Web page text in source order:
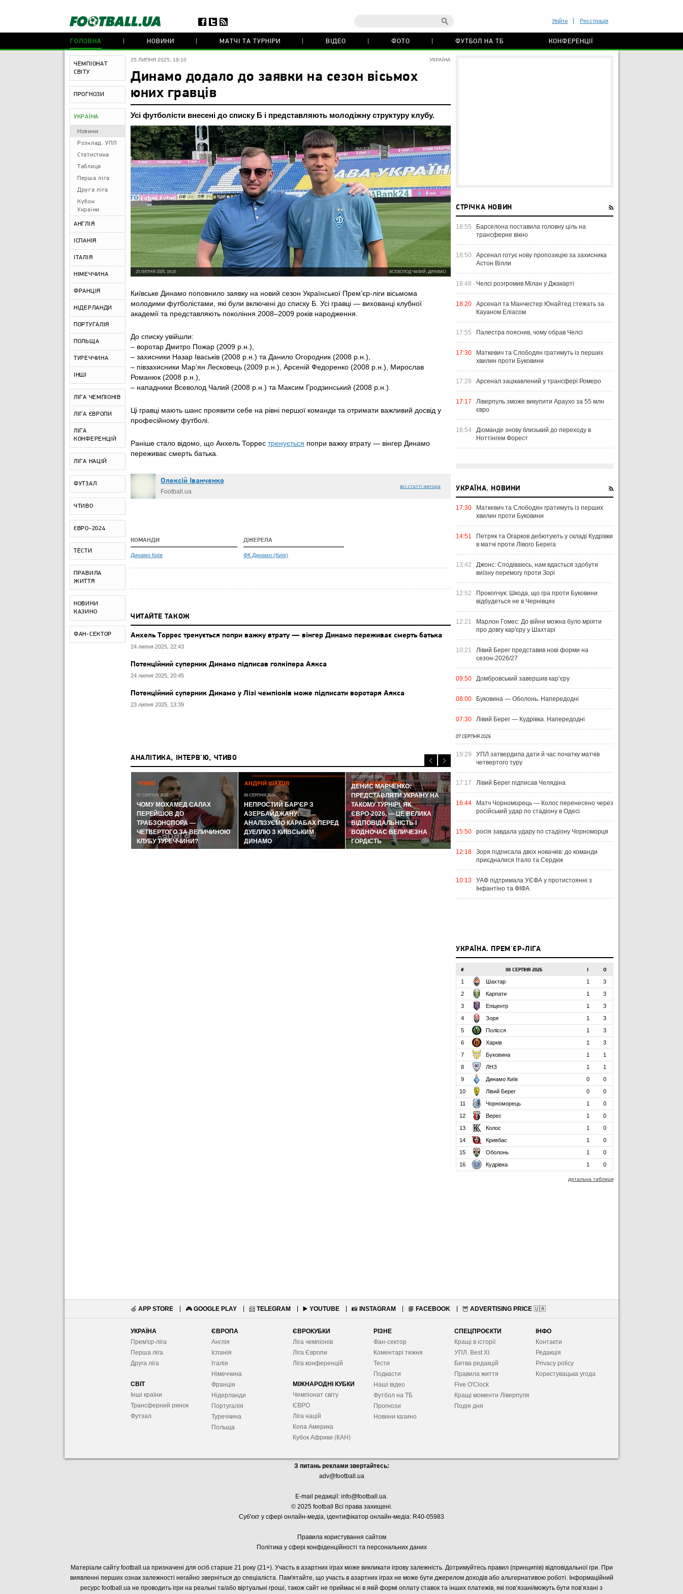
Увійти Реєстрація
ГОЛОВНА НОВИНИ МАТЧІ ТА ТУРНІРИ ВІДЕО ФОТО ФУТБОЛ НА ТБ КОНФЕРЕНЦІЇ
ЧЕМПІОНАТ
СВІТУ
ПРОГНОЗИ
УКРАЇНА
Новини
Розклад. УПЛ
Статистика
Таблиця
Перша ліга
Друга ліга
Кубок
України
АНГЛІЯ
ІСПАНІЯ
ІТАЛІЯ
НІМЕЧЧИНА
ФРАНЦІЯ
НІДЕРЛАНДИ
ПОРТУГАЛІЯ
ПОЛЬЩА
ТУРЕЧЧИНА
ІНШІ
ЛІГА ЧЕМПІОНІВ
ЛІГА ЄВРОПИ
ЛІГА
КОНФЕРЕНЦІЙ
ЛІГА НАЦІЙ
ФУТЗАЛ
ЧТИВО
ЄВРО-2024
ТЕСТИ
ПРАВИЛА
ЖИТТЯ
НОВИНИ
КАЗИНО
ФАН-СЕКТОР
УКРАЇНА
25 ЛИПНЯ 2025, 19:10
Динамо додало до заявки на сезон вісьмох
юних гравців
Усі футболісти внесені до списку Б і представляють молодіжну структуру клубу.
ВСЕВОЛОД ЧАЛИЙ, ДИНАМО
25 ЛИПНЯ 2025, 19:10
Київське Динамо поповнило заявку на новий сезон Української Прем’єр-ліги вісьмома
молодими футболістами, які були включені до списку Б. Усі гравці — вихованці клубної
академії та представляють покоління 2008–2009 років народження.
До списку увійшли:
– воротар Дмитро Пожар (2009 р.н.),
– захисники Назар Іваськів (2008 р.н.) та Данило Огородник (2008 р.н.),
– півзахисники Мар’ян Лесковець (2009 р.н.), Арсеній Федоренко (2008 р.н.), Мирослав
Романюк (2008 р.н.),
– нападники Всеволод Чалий (2008 р.н.) та Максим Гродзинський (2008 р.н.).
Ці гравці мають шанс проявити себе на рівні першої команди та отримати важливий досвід у
професійному футболі.
Раніше стало відомо, що Анхель Торрес тренується попри важку втрату — вінгер Динамо
переживає смерть батька.
Олексій Іванченко
Football.ua
всі статті автора
КОМАНДИ
Динамо Київ
ДЖЕРЕЛА
ФК Динамо (Київ)
ЧИТАЙТЕ ТАКОЖ
Анхель Торрес тренується попри важку втрату — вінгер Динамо переживає смерть батька
24 липня 2025, 22:43
Потенційний суперник Динамо підписав голкіпера Аякса
24 липня 2025, 20:45
Потенційний суперник Динамо у Лізі чемпіонів може підписати воротаря Аякса
23 липня 2025, 13:39
АНАЛІТИКА, ІНТЕРВ'Ю, ЧТИВО
ЧТИВО
07 СЕРПНЯ 2026
ЧОМУ МОХАМЕД САЛАХ
ПЕРЕЙШОВ ДО
ТРАБЗОНСПОРА —
ЧЕТВЕРТОГО ЗА ВЕЛИЧИНОЮ
КЛУБУ ТУРЕЧЧИНИ?
АНДРІЙ ШАХОВ
05 СЕРПНЯ 2026
НЕПРОСТИЙ БАР'ЄР З
АЗЕРБАЙДЖАНУ:
АНАЛІЗУЄМО КАРАБАХ ПЕРЕД
ДУЕЛЛЮ З КИЇВСЬКИМ
ДИНАМО
ГЛІБ АНДРУСЕНКО
05 СЕРПНЯ 2026
ДЕНИС МАРЧЕНКО:
ПРЕДСТАВЛЯТИ УКРАЇНУ НА
ТАКОМУ ТУРНІРІ, ЯК
ЄВРО-2026, — ЦЕ ВЕЛИКА
ВІДПОВІДАЛЬНІСТЬ І
ВОДНОЧАС ВЕЛИЧЕЗНА
ГОРДІСТЬ
ЧТИВО
УКРАЇНСЬКИЙ СЛІД У ДРУГОМУ
ТУРІ ЕКСТРАКЛЯСИ: МАЦЕНКО
ПЕРЕМАГАЄ, РОМАНЧУК
ТРИМАЄ РІВЕНЬ, ЛЕХІЯ ЗНОВУ
БЕЗ ОЧОК
31 ЛИПНЯ 2026
УПЛ-2026/27. ПРЕДСТАВЛЕННЯ
КОМАНД
СТРІЧКА НОВИН
18:55
Барселона поставила головну ціль на
трансферне вікно
18:50
Арсенал готує нову пропозицію за захисника
Астон Вілли
18:48 Челсі розгромив Мілан у Джакарті
18:20
Арсенал та Манчестер Юнайтед стежать за
Кауаном Еліасом
17:55 Палестра пояснив, чому обрав Челсі
17:30
Маткевич та Слободян гратимуть із перших
хвилин проти Буковини
17:28 Арсенал зацікавлений у трансфері Ромеро
17:17
Ліверпуль зможе викупити Араухо за 55 млн
євро
16:54
Діоманде знову близький до переходу в
Ноттінгем Форест
УКРАЇНА. НОВИНИ
17:30
Маткевич та Слободян гратимуть із перших
хвилин проти Буковини
14:51
Петряк та Огарков дебютують у складі Кудрівки
в матчі проти Лівого Берега
13:42
Джонс: Сподіваюсь, нам вдасться здобути
виїзну перемогу проти Зорі
12:52
Прокопчук: Шкода, що гра проти Буковини
відбудеться не в Чернівцях
12:21
Марлон Гомес: До війни можна було мріяти
про довгу кар'єру у Шахтарі
10:21
Лівий Берег представив нові форми на
сезон-2026/27
09:50 Домбровський завершив кар’єру
08:00 Буковина — Оболонь. Напередодні
07:30 Лівий Берег — Кудрівка. Напередодні
07 СЕРПНЯ 2026
19:29
УПЛ затвердила дати й час початку матчів
четвертого туру
17:17 Лівий Берег підписав Челядіна
16:44
Матч Чорноморець — Колос перенесено через
російський удар по стадіону в Одесі
15:50 росія завдала удару по стадіону Чорноморця
12:18
Зоря підписала двох новачків: до команди
приєдналися Італо та Сердюк
10:13
УАФ підтримала УЄФА у протистоянні з
Інфантіно та ФІФА
УКРАЇНА. ПРЕМ'ЄР-ЛІГА
# 08 СЕРПНЯ 2026 О
1 Шахтар 1
3
2
Карпати 1
3
3
Епіцентр 1
3
4
Зоря 1
3
5
Полісся 1
3
6
Харків 1
3
7
Буковина 1
1
8
ЛНЗ 1
1
9
Динамо Київ 0
0
10
Лівий Берег 0
0
11
Чорноморець 1
0
12
Верес 1
0
13
Колос 1
0
14
Кривбас 1
0
15
Оболонь 1
0
16
Кудрівка 1 0
детальна таблиця
🍏 APP STORE 🎮 GOOGLE PLAY 📨 TELEGRAM ▶️ YOUTUBE 📸 INSTAGRAM 📘 FACEBOOK 🦉 ADVERTISING PRICE 🇺🇦
УКРАЇНА
Прем'єр-ліга
Перша ліга
Друга ліга
СВІТ
Інші країни
Трансферний ринок
Футзал
ЄВРОПА
Англія
Іспанія
Італія
Німеччина
Франція
Нідерланди
Португалія
Туреччина
Польща
ЄВРОКУБКИ
Ліга чемпіонів
Ліга Європи
Ліга конференцій
МІЖНАРОДНІ КУБКИ
Чемпіонат світу
ЄВРО
Ліга націй
Копа Америка
Кубок Африки (КАН)
РІЗНЕ
Фан-сектор
Коментарі тижня
Тести
Подкасти
Наші відео
Футбол на ТБ
Прогнози
Новини казино
СПЕЦПРОЄКТИ
Кращі в історії
УПЛ. Best XІ
Битва редакцій
Правила життя
Five O'Clock
Кращі моменти Ліверпуля
Подія дня
ІНФО
Контакти
Редакція
Privacy policy
Користувацька угода
З питань реклами звертайтесь:
adv@football.ua
E-mail редакції: info@football.ua.
© 2025 football Всі права захищені.
Суб'єкт у сфері онлайн-медіа, ідентифікатор онлайн-медіа: R40-05983
Правила користування сайтом
Політика у сфері конфіденційності та персональних даних
Матеріали сайту football.ua призначені для осіб старше 21 року (21+). Участь в азартних іграх може викликати ігрову залежність. Дотримуйтесь правил (принципів) відповідальної гри. При
виявленні перших ознак залежності негайно зверніться до спеціаліста. Пам'ятайте, що участь в азартних іграх не може бути джерелом доходів або альтернативою роботі. Інформаційний
ресурс football.ua не проводить ігри на реальні та/або віртуальні гроші, також сайт не приймає ні в якій формі оплату ставок та інших платежів, які пов’язані/можуть бути пов’язані з